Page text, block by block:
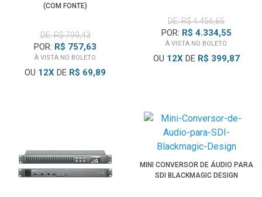
(COM FONTE)
DE: R$ 799,43
POR: R$ 757,63
À VISTA NO BOLETO
OU 12X DE R$ 69,89
DE: R$ 4.456,65
POR: R$ 4.334,55
À VISTA NO BOLETO
OU 12XDE R$ 399,87
MINI CONVERSOR DE ÁUDIO PARA
SDI BLACKMAGIC DESIGN